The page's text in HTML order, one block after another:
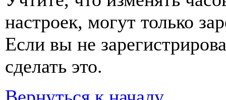
настроек, могут только
Если вы не
сделать это.